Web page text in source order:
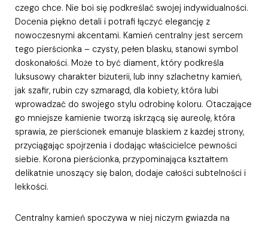
czego chce. Nie boi się podkreślać swojej indywidualności.
Docenia piękno detali i potrafi łączyć elegancję z
nowoczesnymi akcentami. Kamień centralny jest sercem
tego pierścionka – czysty, pełen blasku, stanowi symbol
doskonałości. Może to być diament, który podkreśla
luksusowy charakter biżuterii, lub inny szlachetny kamień,
jak szafir, rubin czy szmaragd, dla kobiety, która lubi
wprowadzać do swojego stylu odrobinę koloru. Otaczające
go mniejsze kamienie tworzą iskrzącą się aureolę, która
sprawia, że pierścionek emanuje blaskiem z każdej strony,
przyciągając spojrzenia i dodając właścicielce pewności
siebie. Korona pierścionka, przypominająca kształtem
delikatnie unoszący się balon, dodaje całości subtelności i
lekkości.
Centralny kamień spoczywa w niej niczym gwiazda na